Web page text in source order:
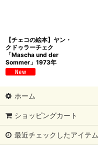
【チェコの絵本】ヤン・
クドゥラーチェク
「Mascha und der
Sommer」1973年
ホーム
ショッピングカート
最近チェックしたアイテム